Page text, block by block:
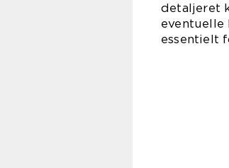
detaljeret
essentielt